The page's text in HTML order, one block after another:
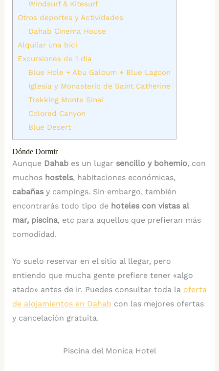
Windsurf & Kitesurf
Otros deportes y Actividades
Dahab Cinema House
Alquilar una bici
Excursiones de 1 día
Blue Hole + Abu Galoum + Blue Lagoon
Iglesia y Monasterio de Saint Catherine
Trekking Monte Sinaí
Colored Canyon
Blue Desert
Dónde Dormir
Aunque Dahabes un lugar sencillo y bohemio, con
muchos hostels, habitaciones económicas,
cabañasy campings. Sin embargo, también
encontrarás todo tipo de hoteles con vistas al
mar, piscina, etc para aquellos que prefieran más
comodidad.
Yo suelo reservar en el sitio al llegar, pero
entiendo que mucha gente prefiere tener «algo
atado» antes de ir. Puedes consultar toda la oferta
de alojamientos en Dahab con las mejores ofertas
y cancelación gratuita.
Piscina del Monica Hotel